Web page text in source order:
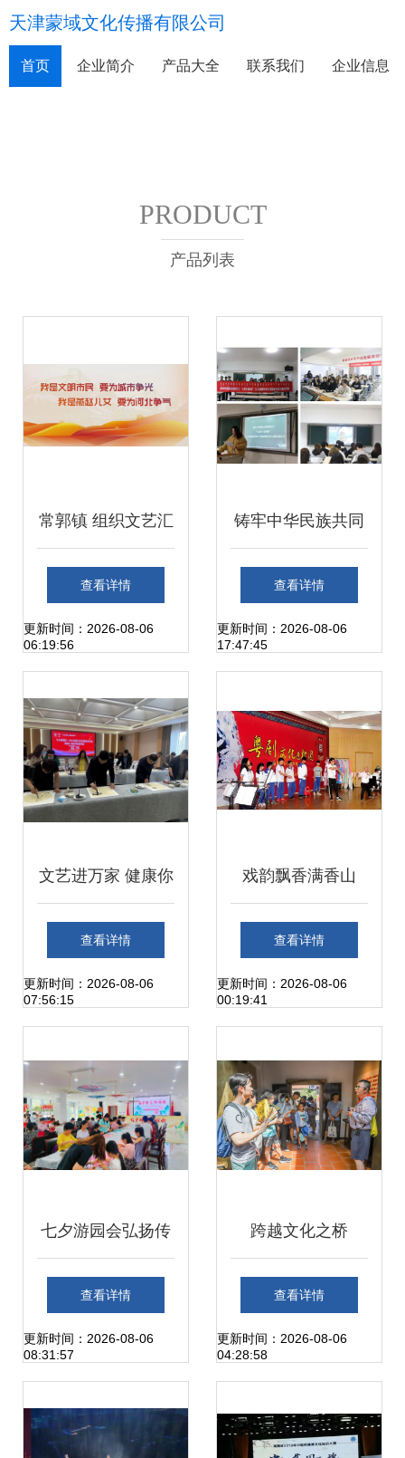
天津蒙域文化传播有限公司
首页 企业简介 产品大全 联系我们 企业信息
PRODUCT
产品列表
常郭镇 组织文艺汇
演 唱响爱党爱国
好声音
查看详情
更新时间：2026-08-06
06:19:56
铸牢中华民族共同
体意识丨自治区各
级学校团队活动精
文化艺术交流活动
查看详情
更新时间：2026-08-06
17:47:45
文艺进万家 健康你
我他——2023山东
文艺志愿者在行动
高新区柳行街道
查看详情
更新时间：2026-08-06
07:56:15
戏韵飘香满香山
2024中山粤剧文化
周精彩开幕，私伙
查看详情
更新时间：2026-08-06
00:19:41
七夕游园会弘扬传
统文化，共筑和谐
邻里情——崂山区
社区党委组织文化
查看详情
更新时间：2026-08-06
08:31:57
跨越文化之桥
2024福建中美青年
交流营华光艺术工
查看详情
更新时间：2026-08-06
04:28:58